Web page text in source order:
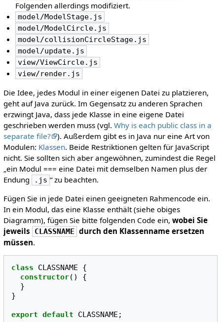
Folgenden allerdings modifiziert.
model/ModelStage.js
model/ModelCircle.js
model/collisionCircleStage.js
model/update.js
view/ViewCircle.js
view/render.js
Die Idee, jedes Modul in einer eigenen Datei zu platzieren,
geht auf Java zurück. Im Gegensatz zu anderen Sprachen
erzwingt Java, dass jede Klasse in eine eigene Datei
geschrieben werden muss (vgl. Why is each public class in a
separate file?
). Außerdem gibt es in Java nur eine Art von
Modulen: Klassen. Beide Restriktionen gelten für JavaScript
nicht. Sie sollten sich aber angewöhnen, zumindest die Regel
„ein Modul === eine Datei mit demselben Namen plus der
Endung
.js “ zu beachten.
Fügen Sie in jede Datei einen geeigneten Rahmencode ein.
In ein Modul, das eine Klasse enthält (siehe obiges
Diagramm), fügen Sie bitte folgenden Code ein, wobei Sie
jeweils
CLASSNAME durch den Klassenname ersetzen
müssen.
class CLASSNAME
{
constructor()
{
}
}
export default CLASSNAME ;